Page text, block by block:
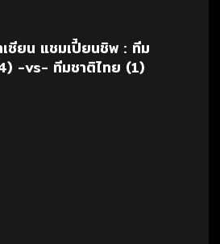
เซียน แชมเปี้ยนชิพ : ทีม
-vs- ทีมชาติไทย (1)